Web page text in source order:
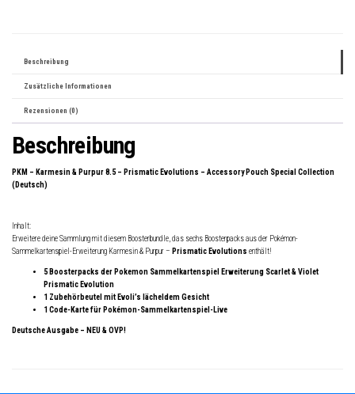
Beschreibung
Zusätzliche Informationen
Rezensionen (0)
Beschreibung
PKM – Karmesin & Purpur 8.5 – Prismatic Evolutions – Accessory Pouch Special Collection
(Deutsch)
Inhalt:
Erweitere deine Sammlung mit diesem Boosterbundle, das sechs Boosterpacks aus der Pokémon-
Sammelkartenspiel-Erweiterung Karmesin & Purpur – Prismatic Evolutions enthält!
5 Boosterpacks der Pokemon Sammelkartenspiel Erweiterung Scarlet & Violet
Prismatic Evolution
1 Zubehörbeutel mit Evoli’s lächeldem Gesicht
1 Code-Karte für Pokémon-Sammelkartenspiel-Live
Deutsche Ausgabe – NEU & OVP!